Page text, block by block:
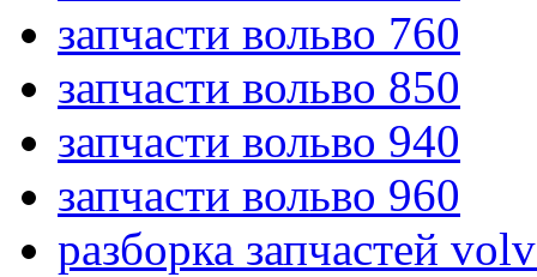
запчасти вольво 760
запчасти вольво 850
запчасти вольво 940
запчасти вольво 960
разборка запчастей